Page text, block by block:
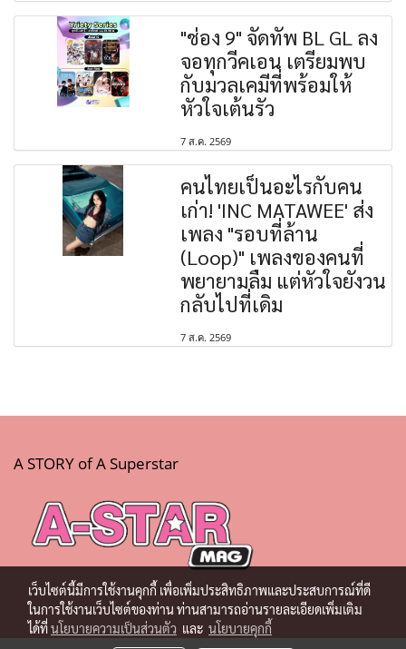
"ช่อง 9" จัดทัพ BL GL ลง
จอทุกวีคเอน เตรียมพบ
กับมวลเคมีที่พร้อมให้
หัวใจเต้นรัว
7 ส.ค. 2569
คนไทยเป็นอะไรกับคน
เก่า! 'INC MATAWEE' ส่ง
เพลง "รอบที่ล้าน
(Loop)" เพลงของคนที่
พยายามลืม แต่หัวใจยังวน
กลับไปที่เดิม
7 ส.ค. 2569
A STORY of A Superstar
เว็บไซต์นี้มีการใช้งานคุกกี้ เพื่อเพิ่มประสิทธิภาพและประสบการณ์ที่ดี
ในการใช้งานเว็บไซต์ของท่าน ท่านสามารถอ่านรายละเอียดเพิ่มเติม
ได้ที่นโยบายความเป็นส่วนตัว และ นโยบายคุกกี้